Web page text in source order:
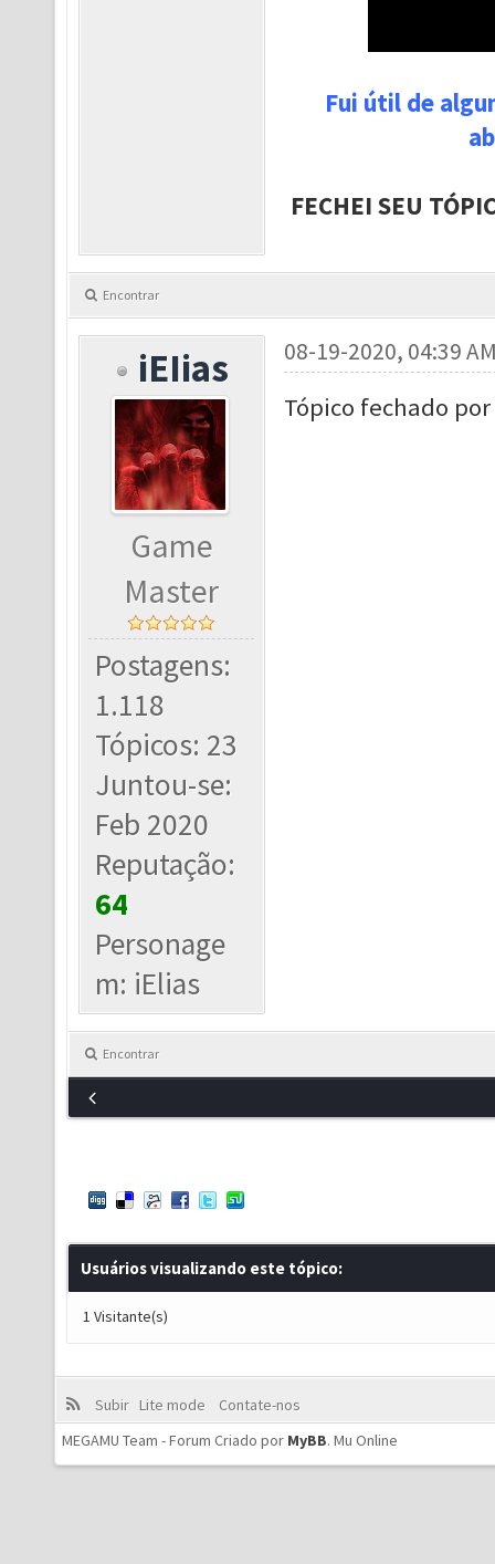
Fui útil de
FECHEI SEU
Encontrar
iEIias
Game
Master
Postagens:
1.118
Tópicos: 23
Juntou-se:
Feb 2020
Reputação:
64
Personage
m: iElias
08-19-2020, 04:39
Tópico fechado
Encontrar
Usuários visualizando este tópico:
1 Visitante(s)
Subir Lite mode
Contate-nos
MEGAMU Team - Forum Criado por MyBB. Mu Online